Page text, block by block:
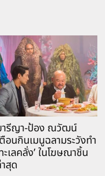
รีญา-ป้อง ณวัฒน์
อนกินเมนูฉลามระวังทำ
ะเลคลั่ง’ ในโฆษณาชิ้น
สุด